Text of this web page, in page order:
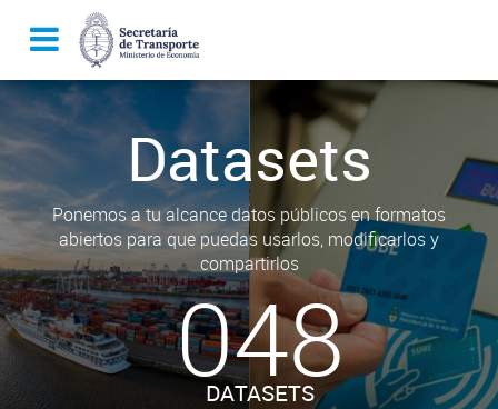
Datasets
Ponemos a tu alcance datos públicos en formatos
abiertos para que puedas usarlos, modificarlos y
compartirlos
048
DATASETS